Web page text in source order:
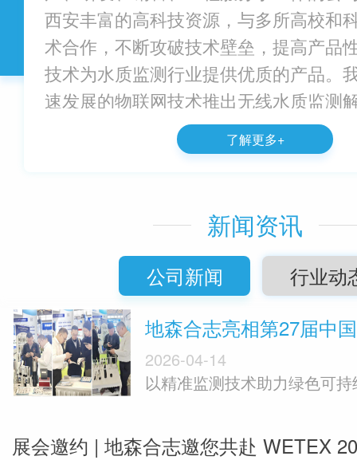
西安丰富的高科技资源，与多所高校和
术合作，不断攻破技术壁垒，提高产品
技术为水质监测行业提供优质的产品。
速发展的物联网技术推出无线水质监测
无线传输将智...
了解更多+
新闻资讯
公司新闻
行业动
地森合志亮相第27届中
expo China 2026
2026-04-14
以精准监测技术助力绿色可
展会邀约 | 地森合志邀您共赴 WETEX